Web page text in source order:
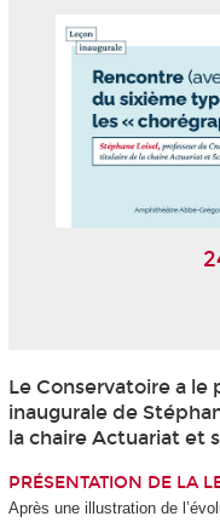
Le Conservatoire a le
inaugurale de
la chaire Actuariat et
PRÉSENTATION DE LA
Après une illustration de